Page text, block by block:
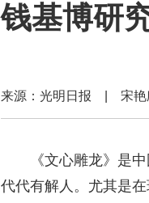
钱基博研
来源：光明日报 | 宋
《文心雕龙》是
代代有解人。尤其是